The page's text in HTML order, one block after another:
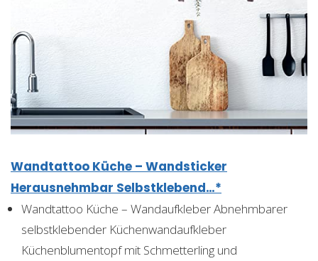
Wandtattoo Küche – Wandsticker
Herausnehmbar Selbstklebend…*
Wandtattoo Küche – Wandaufkleber Abnehmbarer
selbstklebender Küchenwandaufkleber
Küchenblumentopf mit Schmetterling und